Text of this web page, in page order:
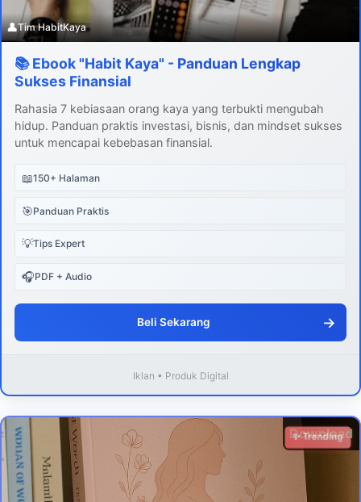
👤Tim HabitKaya
📚 Ebook "Habit Kaya" - Panduan Lengkap
Sukses Finansial
Rahasia 7 kebiasaan orang kaya yang terbukti mengubah
hidup. Panduan praktis investasi, bisnis, dan mindset sukses
untuk mencapai kebebasan finansial.
📖150+ Halaman
🎯Panduan Praktis
💡Tips Expert
🎧PDF + Audio
Beli Sekarang →
Iklan • Produk Digital
Download
✨ Trending